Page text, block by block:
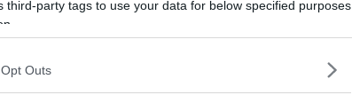
third-party tags to use your data for below specified purposes
Outs
riktigt hårda strider,
Försvarsmakten
Molin som är chef för